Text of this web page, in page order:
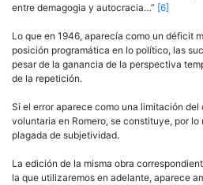
entre demagogia y autocracia…” [6]
Lo que en 1946, aparecía como un déficit
posición programática en lo político, las
pesar de la ganancia de la perspectiva
de la repetición.
Si el error aparece como una limitación
voluntaria en Romero, se constituye, por
plagada de subjetividad.
La edición de la misma obra
la que utilizaremos en adelante, aparece